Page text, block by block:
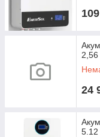
2,56
24
5.12